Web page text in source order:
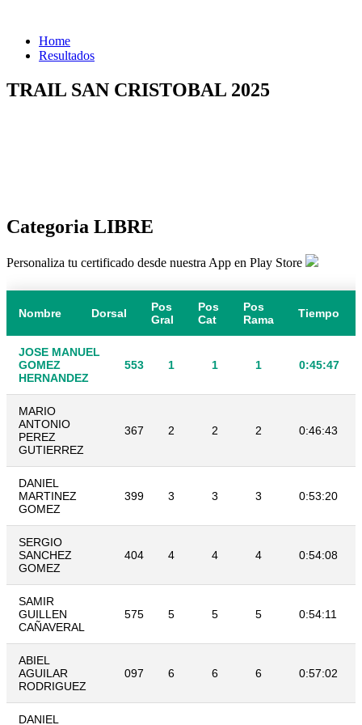
Home
Resultados
TRAIL SAN CRISTOBAL 2025
Categoria LIBRE
Personaliza tu certificado desde nuestra App en Play Store
Nombre Dorsal
Pos
Gral
Pos
Cat
Pos
Rama
Tiempo
JOSE MANUEL
GOMEZ
HERNANDEZ
553 1 1 1 0:45:47
MARIO
ANTONIO
PEREZ
GUTIERREZ
367 2 2 2 0:46:43
DANIEL
MARTINEZ
GOMEZ
399 3 3 3 0:53:20
SERGIO
SANCHEZ
GOMEZ
404 4 4 4 0:54:08
SAMIR
GUILLEN
CAÑAVERAL
575 5 5 5 0:54:11
ABIEL
AGUILAR
RODRIGUEZ
097 6 6 6 0:57:02
DANIEL